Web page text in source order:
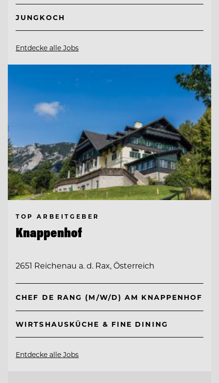
JUNGKOCH
Entdecke alle Jobs
TOP ARBEITGEBER
Knappenhof
2651 Reichenau a. d. Rax, Österreich
CHEF DE RANG (M/W/D) AM KNAPPENHOF
WIRTSHAUSKÜCHE & FINE DINING
Entdecke alle Jobs